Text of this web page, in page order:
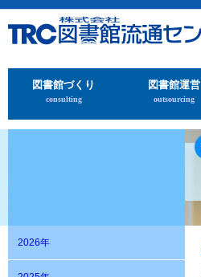
図書館づくり
consulting
図書館運営
outsourcing
2026年